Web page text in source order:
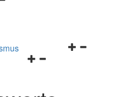
Navigationsmenü
schließen